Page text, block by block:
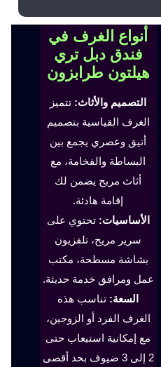
أنواع الغرف في
فندق دبل تري
هيلتون طرابزون
التصميم والأثاث: تتميز
الغرف القياسية بتصميم
أنيق وعصري يجمع بين
البساطة والفخامة، مع
أثاث مريح يضمن لك
إقامة هادئة.
الأساسيات: تحتوي على
سرير مريح، تلفزيون
بشاشة مسطحة، مكتب
عمل ومرافق خدمة حديثة.
السعة: تناسب هذه
الغرف الفرد أو الزوجين،
مع إمكانية استيعاب حتى
2 إلى 3 ضيوف بحد أقصى